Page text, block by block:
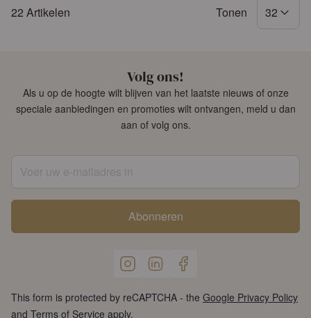
22 Artikelen Tonen 32
Volg ons!
Als u op de hoogte wilt blijven van het laatste nieuws of onze
speciale aanbiedingen en promoties wilt ontvangen, meld u dan
aan of volg ons.
Abonneren
This form is protected by reCAPTCHA - the Google Privacy Policy
and Terms of Service apply.